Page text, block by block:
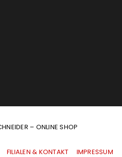
– ONLINE SHOP
FILIALEN & KONTAKT
IMPRESSUM